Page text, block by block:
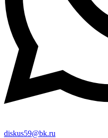
diskus59@bk.ru